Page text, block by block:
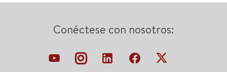
Conéctese con nosotros: